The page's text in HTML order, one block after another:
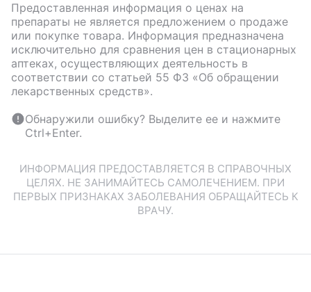
Предоставленная информация о ценах на
препараты не является предложением о продаже
или покупке товара. Информация предназначена
исключительно для сравнения цен в стационарных
аптеках, осуществляющих деятельность в
соответствии со статьей 55 ФЗ «Об обращении
лекарственных средств».
Обнаружили ошибку? Выделите ее и нажмите
Ctrl+Enter.
ИНФОРМАЦИЯ ПРЕДОСТАВЛЯЕТСЯ В СПРАВОЧНЫХ
ЦЕЛЯХ. НЕ ЗАНИМАЙТЕСЬ САМОЛЕЧЕНИЕМ. ПРИ
ПЕРВЫХ ПРИЗНАКАХ ЗАБОЛЕВАНИЯ ОБРАЩАЙТЕСЬ К
ВРАЧУ.